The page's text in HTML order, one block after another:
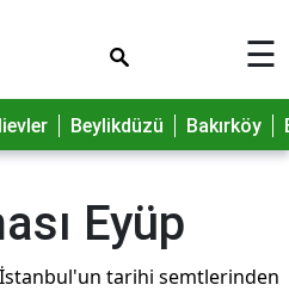
☰
Beylikdüzü Bakırköy
Eyüp
İstanbul'un tarihi semtlerinden